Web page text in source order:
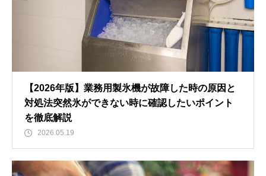
【2026年版】業務用製氷機が故障した時の原因と
対処法突然氷ができない時に確認したいポイント
を徹底解説
2026.05.19